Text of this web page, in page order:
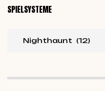
SPIELSYSTEME